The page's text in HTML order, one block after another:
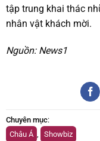
tập trung khai thác
nhân vật khách mời.
Nguồn: News1
Chuyên mục:
Châu Á
Showbiz